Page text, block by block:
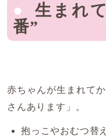
生まれ
番”
赤ちゃんが生まれて
さんあります」。
抱っこやおむつ替え